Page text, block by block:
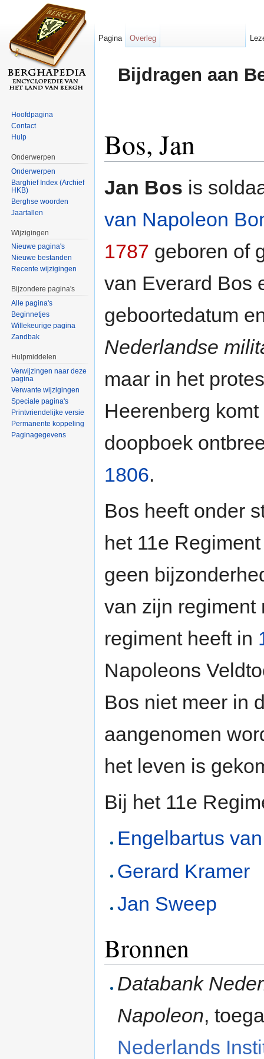
Bijdragen aan
Bos, Jan
Jan Bos is
van Napoleon
1787 geboren of
van Everard Bos
geboortedatum
Nederlandse
maar in het
Heerenberg
doopboek
1806.
Bos heeft onder
het 11e
geen
van zijn regiment
regiment heeft in
Napoleons
Bos niet meer in
aangenomen
het leven is
Bij het 11e
Engelbartus
Gerard Kramer
Jan Sweep
Bronnen
Databank
Napoleon,
Nederlands
Pagina Overleg
Hoofdpagina
Contact
Hulp
Onderwerpen
Onderwerpen
Barghief Index (Archief
HKB)
Berghse woorden
Jaartallen
Wijzigingen
Nieuwe pagina's
Nieuwe bestanden
Recente wijzigingen
Bijzondere pagina's
Alle pagina's
Beginnetjes
Willekeurige pagina
Zandbak
Hulpmiddelen
Verwijzingen naar deze
pagina
Verwante wijzigingen
Speciale pagina's
Printvriendelijke versie
Permanente koppeling
Paginagegevens